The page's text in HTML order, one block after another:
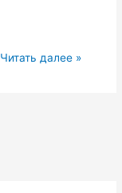
Принципы
Читать далее »